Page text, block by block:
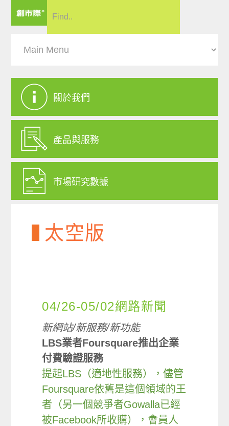
關於我們
產品與服務
市場研究數據
太空版
04/26-05/02網路新聞
新網站/新服務/新功能
LBS業者Foursquare推出企業
付費驗證服務
提起LBS（適地性服務），儘管
Foursquare依舊是這個領域的王
者（另一個競爭者Gowalla已經
被Facebook所收購），會員人